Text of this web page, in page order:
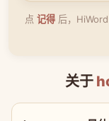
点 记得后，HiWord
关于